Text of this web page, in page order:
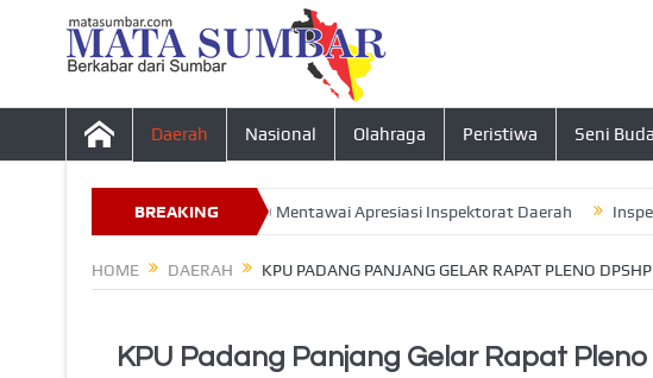
Daerah Nasional Olahraga Peristiwa Seni
BREAKING
NEWS
Tahun 2026, Ketua DPRD Mentawai Apresiasi Inspektorat Daerah Inspektorat
HOME DAERAH KPU PADANG PANJANG GELAR RAPAT PLENO
KPU Padang Panjang Gelar Rapat Pleno